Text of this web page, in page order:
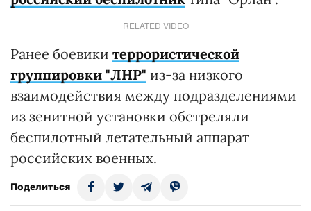
RELATED VIDEO
Ранее боевики террористической
группировки "ЛНР" из-за низкого
взаимодействия между подразделениями
из зенитной установки обстреляли
беспилотный летательный аппарат
российских военных.
Поделиться